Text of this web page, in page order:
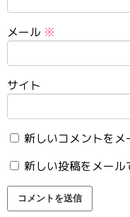
メール ※
サイト
新しいコメントをメ
新しい投稿をメール